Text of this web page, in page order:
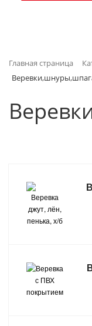
ИНТЕРЬЕР
НАСОСНОЕ
САНТЕХНИКА
Главная страница